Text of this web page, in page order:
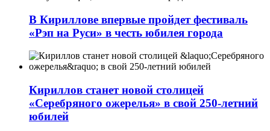
В Кириллове впервые пройдет фестиваль
«Рэп на Руси» в честь юбилея города
Кириллов станет новой столицей
«Серебряного ожерелья» в свой 250-летний
юбилей